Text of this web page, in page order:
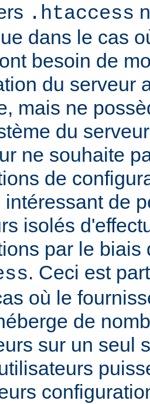
.htaccess
dans le cas
besoin de
du serveur
mais ne
du
ne souhaite
de
intéressant de
isolés
par le biais
. Ceci est
où le
de
sur un seul